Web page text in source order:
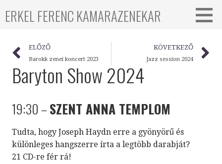
ERKEL FERENC KAMARAZENEKAR
ELŐZŐ
Barokk zenei koncert 2023
KÖVETKEZŐ
Jazz session 2024
Baryton Show 2024
19:30 –SZENT ANNA TEMPLOM
Tudta, hogy Joseph Haydn erre a gyönyörű és
különleges hangszerre írta a legtöbb darabját?
21 CD-re fér rá!